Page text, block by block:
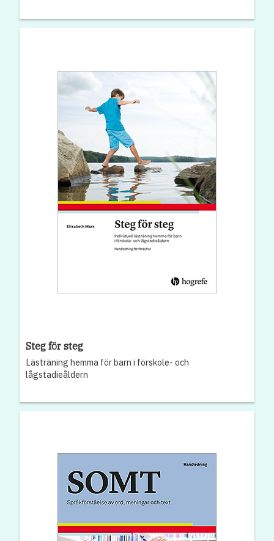
Steg för steg
Lästräning hemma för barn i förskole- och
lågstadieåldern